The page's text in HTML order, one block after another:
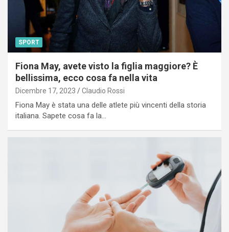
SPORT
Fiona May, avete visto la figlia maggiore? È
bellissima, ecco cosa fa nella vita
Dicembre 17, 2023 Claudio Rossi
Fiona May è stata una delle atlete più vincenti della storia
italiana. Sapete cosa fa la…